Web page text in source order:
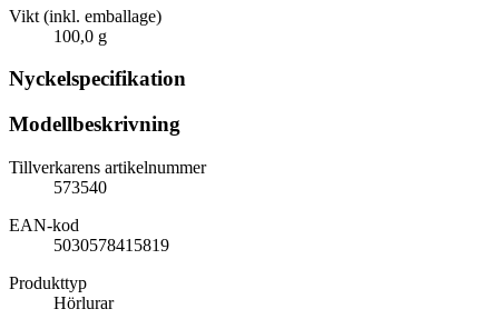
Vikt (inkl. emballage)
100,0 g
Nyckelspecifikation
Modellbeskrivning
Tillverkarens artikelnummer
573540
EAN-kod
5030578415819
Produkttyp
Hörlurar